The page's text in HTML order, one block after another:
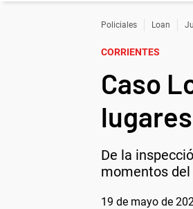
Policiales Loan
CORRIENTES
Caso
De la
momentos
19 de mayo de